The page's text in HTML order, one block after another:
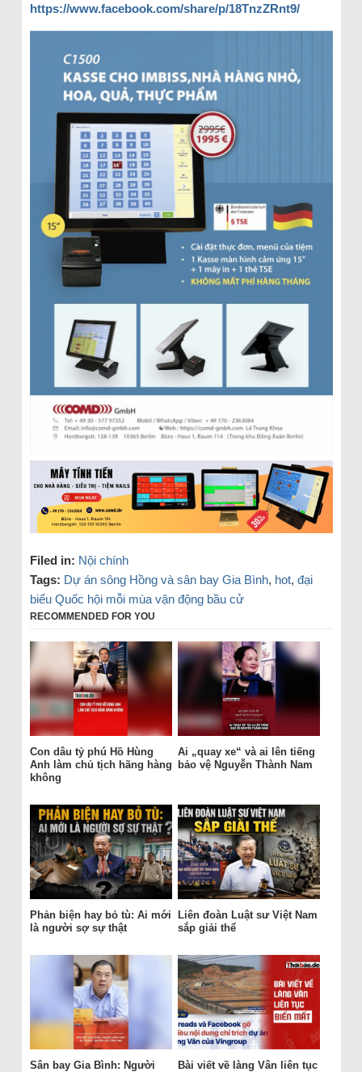
https://www.facebook.com/share/p/18TnzZRnt9/
Filed in: Nội chính
Tags: Dự án sông Hồng và sân bay Gia Bình, hot, đại
biểu Quốc hội mỗi mùa vận động bầu cử
RECOMMENDED FOR YOU
Con dâu tỷ phú Hồ Hùng
Anh làm chủ tịch hãng hàng
không
Ai „quay xe“ và ai lên tiếng
bảo vệ Nguyễn Thành Nam
Phản biện hay bỏ tù: Ai mới
là người sợ sự thật
Liên đoàn Luật sư Việt Nam
sắp giải thể
Sân bay Gia Bình: Người Bài viết về làng Vân liên tục